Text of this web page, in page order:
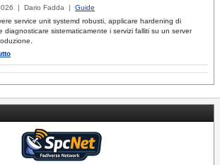
| Dario Fadda | Guide
service unit systemd robusti, applicare hardening di
diagnosticare sistematicamente i servizi falliti su un server